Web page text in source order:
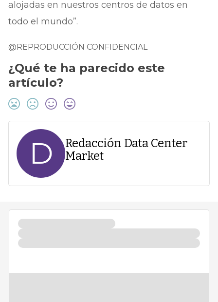
alojadas en nuestros centros de datos en
todo el mundo”.
@REPRODUCCIÓN CONFIDENCIAL
¿Qué te ha parecido este
artículo?
D
Redacción Data Center
Market